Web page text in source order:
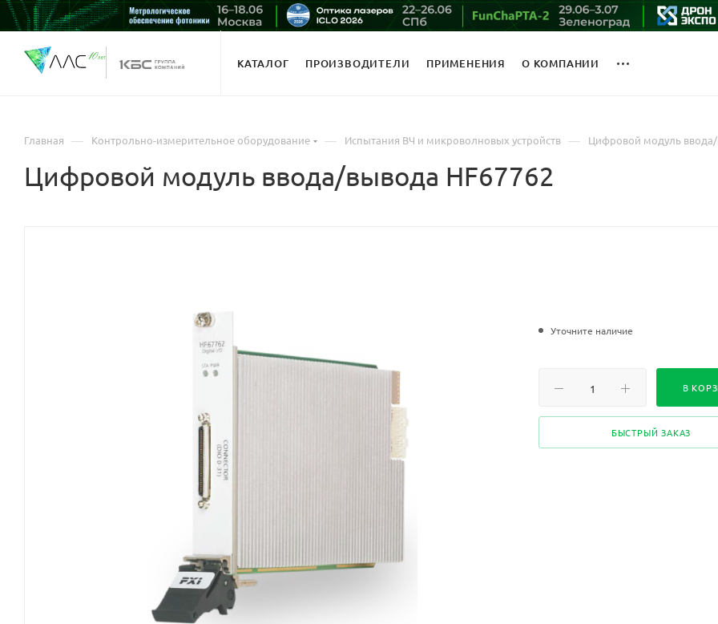
КАТАЛОГ ПРОИЗВОДИТЕЛИ ПРИМЕНЕНИЯ О КОМПАНИИ
Главная — Контрольно-измерительное оборудование — Испытания ВЧ и микроволновых устройств — Цифровой модуль ввода/
Цифровой модуль ввода/вывода HF67762
Уточните наличие
В
БЫСТРЫЙ ЗАКАЗ